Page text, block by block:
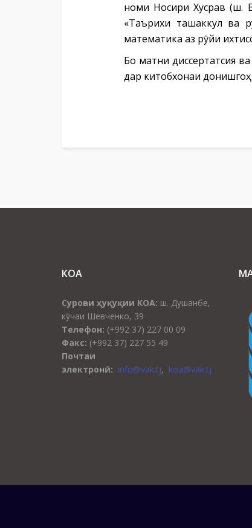
номи Носири Хусрав (ш.
«Таърихи ташаккул ва
математика аз рӯйи
Бо матни диссертатсия
дар китобхонаи
КОА
Суроғаи ҳуқуқии КОА: ш. Душанбе,
кӯчаи Шевченко, 39
Телефон: (+992 37) 227 00 09
Факс: (+992 37) 227 55 49
Почтаи
электронӣ: info@vak.tj, koa@vak.tj